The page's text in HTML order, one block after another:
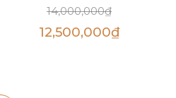
14,000,000₫
12,500,000₫